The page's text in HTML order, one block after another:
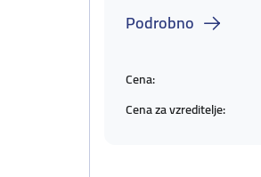
Podrobno
Cena:
Cena za vzreditelje: